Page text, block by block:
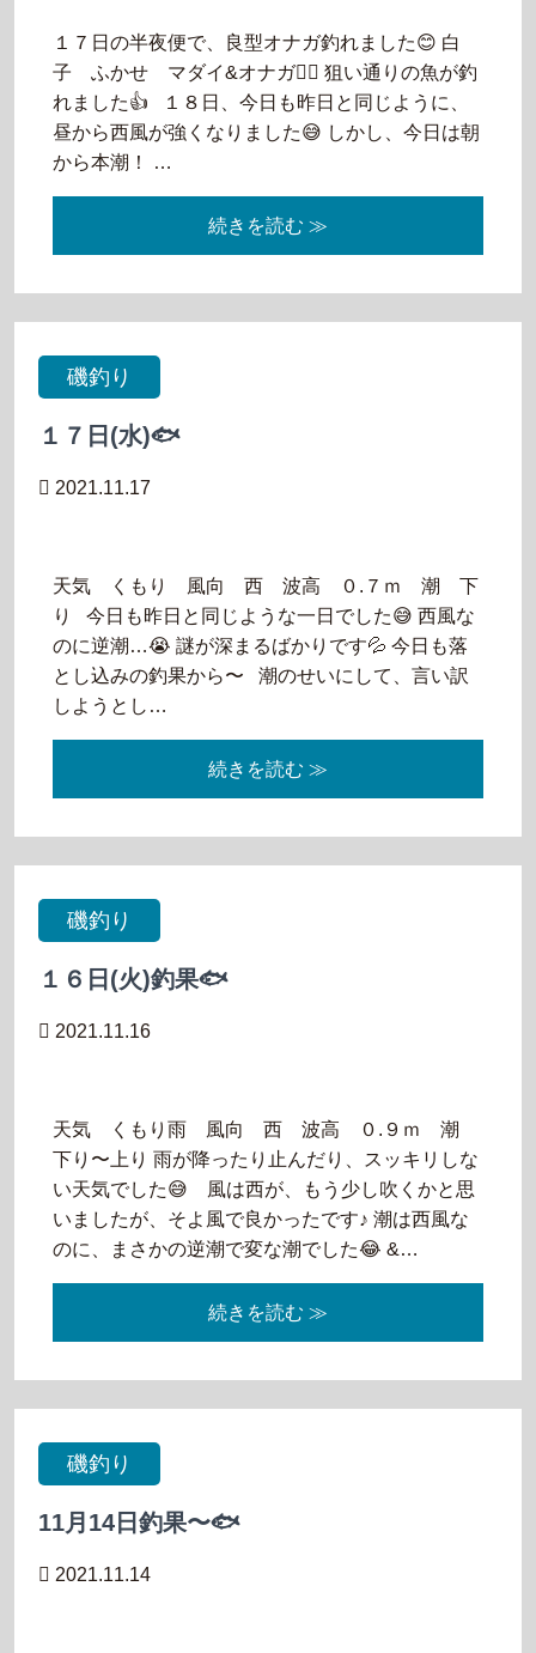
１７日の半夜便で、良型オナガ釣れました😊 白
子 ふかせ マダイ&オナガ🙆‍♂️ 狙い通りの魚が釣
れました👍 １８日、今日も昨日と同じように、
昼から西風が強くなりました😅 しかし、今日は朝
から本潮！ …
続きを読む ≫
磯釣り
１７日(水)🐟
2021.11.17
天気 くもり 風向 西 波高 ０.７ｍ 潮 下
り 今日も昨日と同じような一日でした😅 西風な
のに逆潮…😭 謎が深まるばかりです💦 今日も落
とし込みの釣果から〜 潮のせいにして、言い訳
しようとし…
続きを読む ≫
磯釣り
１６日(火)釣果🐟
2021.11.16
天気 くもり雨 風向 西 波高 ０.９ｍ 潮
下り〜上り 雨が降ったり止んだり、スッキリしな
い天気でした😅 風は西が、もう少し吹くかと思
いましたが、そよ風で良かったです♪ 潮は西風な
のに、まさかの逆潮で変な潮でした😂 &…
続きを読む ≫
磯釣り
11月14日釣果〜🐟
2021.11.14